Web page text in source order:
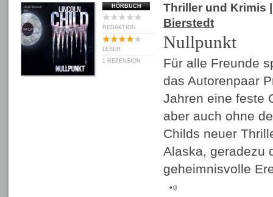
HÖRBUCH
REDAKTION
LESER
1 REZENSION
Thriller und Krimis
Bierstedt
Nullpunkt
Für alle Freunde
das Autorenpaar
Jahren eine feste
aber auch ohne
Childs neuer
Alaska, geradezu
geheimnisvolle